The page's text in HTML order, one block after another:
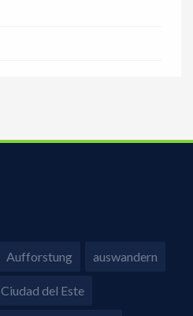
Aufforstung auswandern
Ciudad del Este